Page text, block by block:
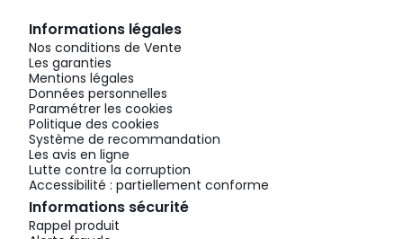
Informations légales
Nos conditions de Vente
Les garanties
Mentions légales
Données personnelles
Paramétrer les cookies
Politique des cookies
Système de recommandation
Les avis en ligne
Lutte contre la corruption
Accessibilité : partiellement conforme
Informations sécurité
Rappel produit